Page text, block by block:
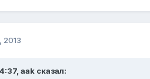
2013
aak сказал: